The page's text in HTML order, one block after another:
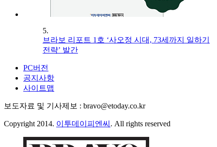
5.
브라보 리포트 1호 ‘사오정 시대, 73세까지 일하기
전략’ 발간
PC버전
공지사항
사이트맵
보도자료 및 기사제보 : bravo@etoday.co.kr
Copyright 2014. 이투데이피엔씨 . All rights reserved